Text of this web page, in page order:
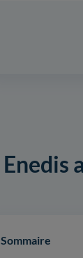
Enedis
Sommaire